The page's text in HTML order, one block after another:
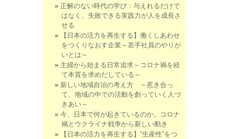
正解のない時代の学び：与えれるだけで
はなく、失敗できる実践力が人を成長さ
せる
【日本の活力を再生する】働くしあわせ
をつくりなおす企業～若手社員のやりが
いとは～
主婦から始まる日常追求～コロナ禍を経
て本質を求めだしている～
新しい地域自治の考え方 ～惹き合っ
て、地域の中での活動を創っていく人づ
きあい～
今、日本で何が起きているのか。コロナ
禍とウクライナ戦争から新しい動き
【日本の活力を再生する】“生産性”をつ